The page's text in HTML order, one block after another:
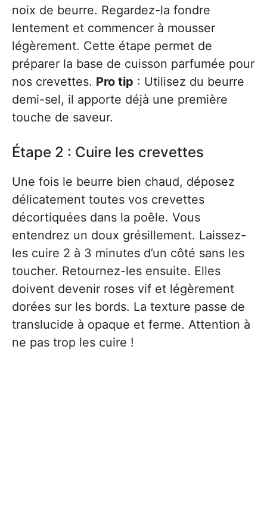
noix de beurre. Regardez-la fondre
lentement et commencer à mousser
légèrement. Cette étape permet de
préparer la base de cuisson parfumée pour
nos crevettes. Pro tip : Utilisez du beurre
demi-sel, il apporte déjà une première
touche de saveur.
Étape 2 : Cuire les crevettes
Une fois le beurre bien chaud, déposez
délicatement toutes vos crevettes
décortiquées dans la poêle. Vous
entendrez un doux grésillement. Laissez-
les cuire 2 à 3 minutes d’un côté sans les
toucher. Retournez-les ensuite. Elles
doivent devenir roses vif et légèrement
dorées sur les bords. La texture passe de
translucide à opaque et ferme. Attention à
ne pas trop les cuire !